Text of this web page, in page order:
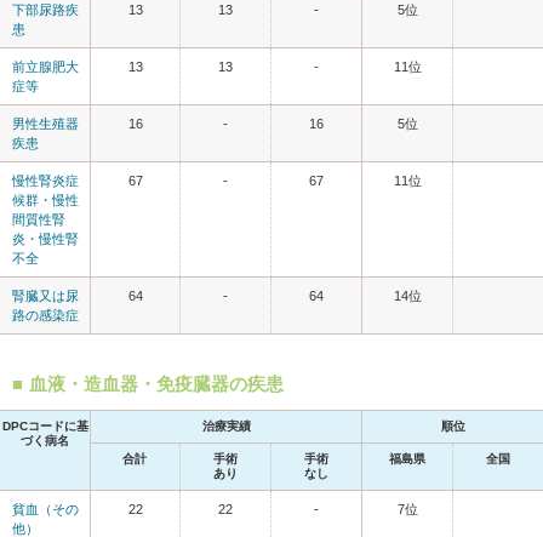
下部尿路疾
患
13 13 - 5位
前立腺肥大
症等
13 13 - 11位
男性生殖器
疾患
16 - 16 5位
慢性腎炎症
候群・慢性
間質性腎
炎・慢性腎
不全
67 - 67 11位
腎臓又は尿
路の感染症
64 - 64 14位
血液・造血器・免疫臓器の疾患
DPCコードに基
づく病名
治療実績 順位
合計
手術
あり
手術
なし
福島県 全国
貧血（その
他）
22 22 - 7位